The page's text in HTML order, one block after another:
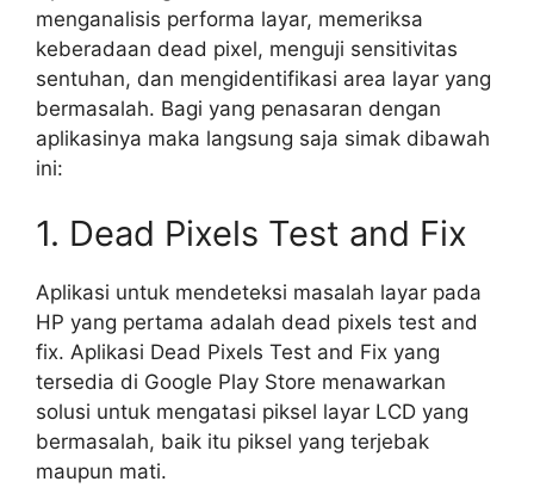
menganalisis performa layar, memeriksa
keberadaan dead pixel, menguji sensitivitas
sentuhan, dan mengidentifikasi area layar yang
bermasalah. Bagi yang penasaran dengan
aplikasinya maka langsung saja simak dibawah
ini:
1. Dead Pixels Test and Fix
Aplikasi untuk mendeteksi masalah layar pada
HP yang pertama adalah dead pixels test and
fix. Aplikasi Dead Pixels Test and Fix yang
tersedia di Google Play Store menawarkan
solusi untuk mengatasi piksel layar LCD yang
bermasalah, baik itu piksel yang terjebak
maupun mati.